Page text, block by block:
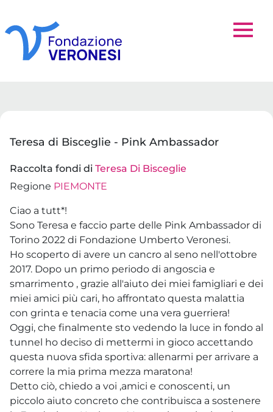
Teresa di Bisceglie - Pink Ambassador
Raccolta fondi di Teresa Di Bisceglie
Regione PIEMONTE
Ciao a tutt*!
Sono Teresa e faccio parte delle Pink Ambassador di
Torino 2022 di Fondazione Umberto Veronesi.
Ho scoperto di avere un cancro al seno nell'ottobre
2017. Dopo un primo periodo di angoscia e
smarrimento , grazie all'aiuto dei miei famigliari e dei
miei amici più cari, ho affrontato questa malattia
con grinta e tenacia come una vera guerriera!
Oggi, che finalmente sto vedendo la luce in fondo al
tunnel ho deciso di mettermi in gioco accettando
questa nuova sfida sportiva: allenarmi per arrivare a
correre la mia prima mezza maratona!
Detto ciò, chiedo a voi ,amici e conoscenti, un
piccolo aiuto concreto che contribuisca a sostenere